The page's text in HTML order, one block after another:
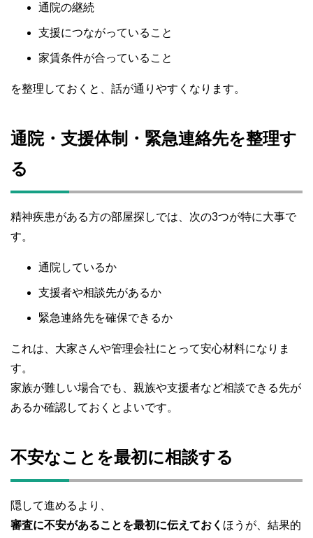
通院の継続
支援につながっていること
家賃条件が合っていること
を整理しておくと、話が通りやすくなります。
通院・支援体制・緊急連絡先を整理す
る
精神疾患がある方の部屋探しでは、次の3つが特に大事で
す。
通院しているか
支援者や相談先があるか
緊急連絡先を確保できるか
これは、大家さんや管理会社にとって安心材料になりま
す。
家族が難しい場合でも、親族や支援者など相談できる先が
あるか確認しておくとよいです。
不安なことを最初に相談する
隠して進めるより、
審査に不安があることを最初に伝えておく ほうが、結果的